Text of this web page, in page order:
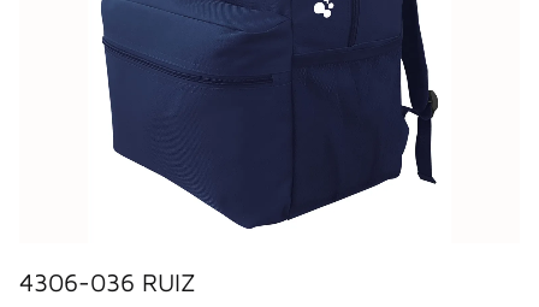
4306-036 RUIZ